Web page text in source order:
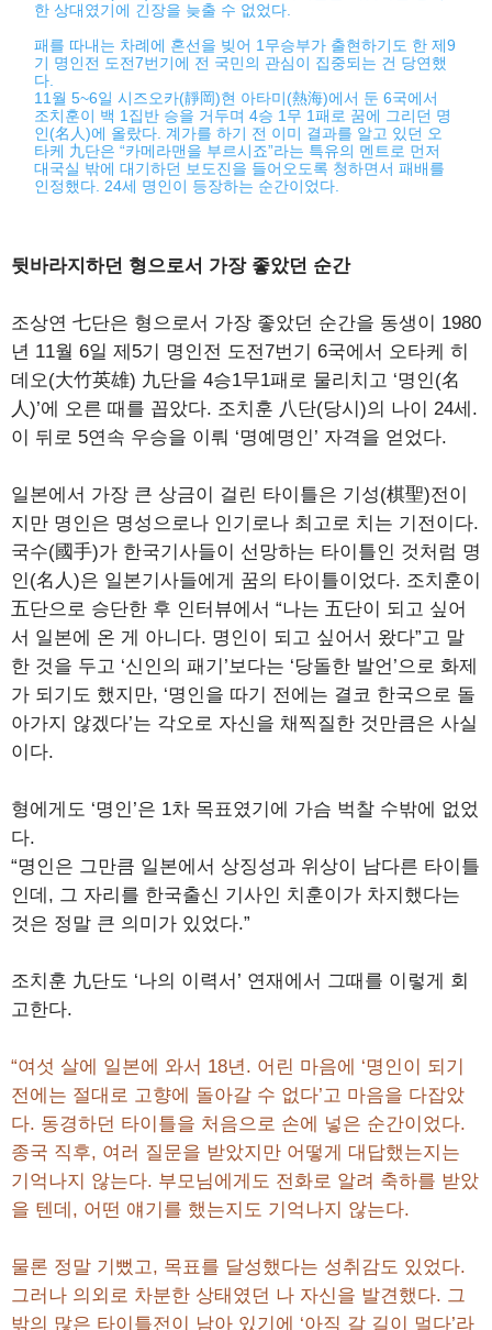
한 상대였기에 긴장을 늦출 수 없었다.
패를 따내는 차례에 혼선을 빚어 1무승부가 출현하기도 한 제9
기 명인전 도전7번기에 전 국민의 관심이 집중되는 건 당연했
다.
11월 5~6일 시즈오카(靜岡)현 아타미(熱海)에서 둔 6국에서
조치훈이 백 1집반 승을 거두며 4승 1무 1패로 꿈에 그리던 명
인(名人)에 올랐다. 계가를 하기 전 이미 결과를 알고 있던 오
타케 九단은 “카메라맨을 부르시죠”라는 특유의 멘트로 먼저
대국실 밖에 대기하던 보도진을 들어오도록 청하면서 패배를
인정했다. 24세 명인이 등장하는 순간이었다.
뒷바라지하던 형으로서 가장 좋았던 순간
조상연 七단은 형으로서 가장 좋았던 순간을 동생이 1980
년 11월 6일 제5기 명인전 도전7번기 6국에서 오타케 히
데오(大竹英雄) 九단을 4승1무1패로 물리치고 ‘명인(名
人)’에 오른 때를 꼽았다. 조치훈 八단(당시)의 나이 24세.
이 뒤로 5연속 우승을 이뤄 ‘명예명인’ 자격을 얻었다.
일본에서 가장 큰 상금이 걸린 타이틀은 기성(棋聖)전이
지만 명인은 명성으로나 인기로나 최고로 치는 기전이다.
국수(國手)가 한국기사들이 선망하는 타이틀인 것처럼 명
인(名人)은 일본기사들에게 꿈의 타이틀이었다. 조치훈이
五단으로 승단한 후 인터뷰에서 “나는 五단이 되고 싶어
서 일본에 온 게 아니다. 명인이 되고 싶어서 왔다”고 말
한 것을 두고 ‘신인의 패기’보다는 ‘당돌한 발언’으로 화제
가 되기도 했지만, ‘명인을 따기 전에는 결코 한국으로 돌
아가지 않겠다’는 각오로 자신을 채찍질한 것만큼은 사실
이다.
형에게도 ‘명인’은 1차 목표였기에 가슴 벅찰 수밖에 없었
다.
“명인은 그만큼 일본에서 상징성과 위상이 남다른 타이틀
인데, 그 자리를 한국출신 기사인 치훈이가 차지했다는
것은 정말 큰 의미가 있었다.”
조치훈 九단도 ‘나의 이력서’ 연재에서 그때를 이렇게 회
고한다.
“여섯 살에 일본에 와서 18년. 어린 마음에 ‘명인이 되기
전에는 절대로 고향에 돌아갈 수 없다’고 마음을 다잡았
다. 동경하던 타이틀을 처음으로 손에 넣은 순간이었다.
종국 직후, 여러 질문을 받았지만 어떻게 대답했는지는
기억나지 않는다. 부모님에게도 전화로 알려 축하를 받았
을 텐데, 어떤 얘기를 했는지도 기억나지 않는다.
물론 정말 기뻤고, 목표를 달성했다는 성취감도 있었다.
그러나 의외로 차분한 상태였던 나 자신을 발견했다. 그
밖의 많은 타이틀전이 남아 있기에 ‘아직 갈 길이 멀다’라